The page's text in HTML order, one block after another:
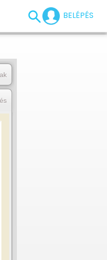
BELÉPÉS